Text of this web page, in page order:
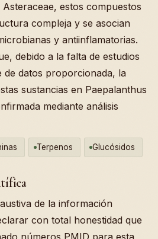
estos compuestos
compleja y se asocian
y antiinflamatorias.
debido a la falta de estudios
de datos proporcionada, la
sustancias en Paepalanthus
mediante análisis
Terpenos Glucósidos
de la información
con total honestidad que